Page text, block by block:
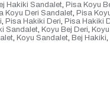
Hakiki Sandalet, Pisa Koyu
Koyu Deri Sandalet, Pisa
, Pisa Hakiki Deri, Pisa Hakiki
Sandalet, Koyu Bej Deri,
, Koyu Sandalet, Bej Hakiki,